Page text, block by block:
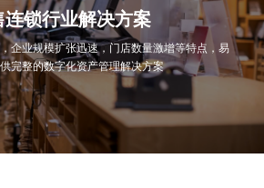
连锁行业解决方案
企业规模扩张迅速，门店数量激增等特点，易
完整的数字化资产管理解决方案